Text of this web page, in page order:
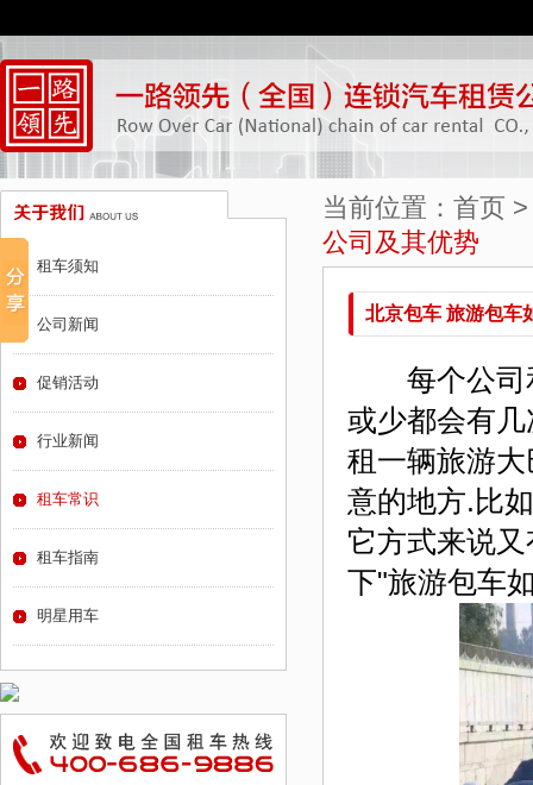
当前位置： 首页
公司及其优势
北京包车 旅游包车
每个公司和
或少都会有
租一辆旅游
意的地方.比
它方式来说
下"旅游包车
租车须知
公司新闻
促销活动
行业新闻
租车常识
租车指南
明星用车